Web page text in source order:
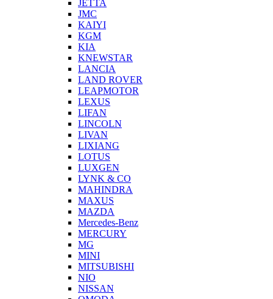
JETTA
JMC
KAIYI
KGM
KIA
KNEWSTAR
LANCIA
LAND ROVER
LEAPMOTOR
LEXUS
LIFAN
LINCOLN
LIVAN
LIXIANG
LOTUS
LUXGEN
LYNK & CO
MAHINDRA
MAXUS
MAZDA
Mercedes-Benz
MERCURY
MG
MINI
MITSUBISHI
NIO
NISSAN